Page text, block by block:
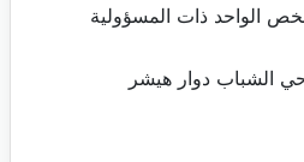
الواحد ذات المسؤولية
الشباب دوار هيشر